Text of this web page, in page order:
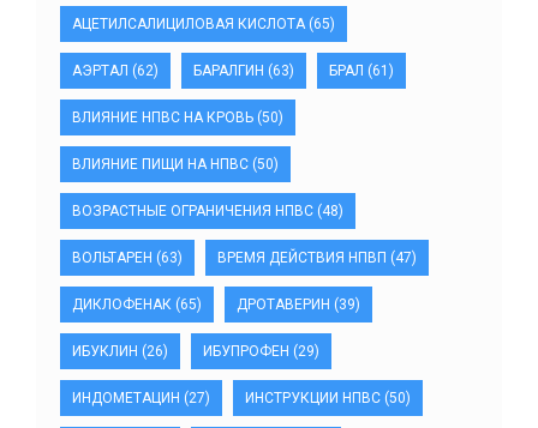
АЦЕТИЛСАЛИЦИЛОВАЯ КИСЛОТА(65)
АЭРТАЛ (62) БАРАЛГИН (63) БРАЛ (61)
ВЛИЯНИЕ НПВС НА КРОВЬ (50)
ВЛИЯНИЕ ПИЩИ НА НПВС (50)
ВОЗРАСТНЫЕ ОГРАНИЧЕНИЯ НПВС (48)
ВОЛЬТАРЕН (63) ВРЕМЯ ДЕЙСТВИЯ НПВП (47)
ДИКЛОФЕНАК (65) ДРОТАВЕРИН (39)
ИБУКЛИН (26) ИБУПРОФЕН (29)
ИНДОМЕТАЦИН (27) ИНСТРУКЦИИ НПВС (50)